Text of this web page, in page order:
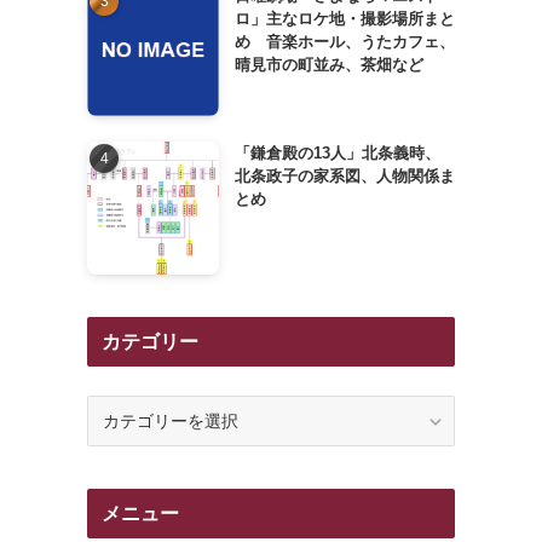
ロ」主なロケ地・撮影場所まと
め 音楽ホール、うたカフェ、
晴見市の町並み、茶畑など
「鎌倉殿の13人」北条義時、
北条政子の家系図、人物関係ま
とめ
カテゴリー
リ
メニュー